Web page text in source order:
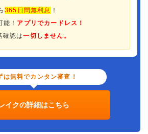
365日間無利息
！
！ アプリでカードレス！
確認は一切しません。
は無料でカンタン審査！
イクの詳細はこちら